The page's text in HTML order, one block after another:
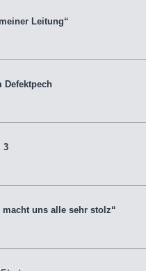
Leitung“
3
uns alle sehr stolz“